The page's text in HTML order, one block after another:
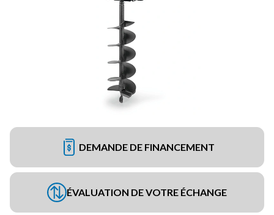
DEMANDE DE FINANCEMENT
ÉVALUATION DE VOTRE ÉCHANGE